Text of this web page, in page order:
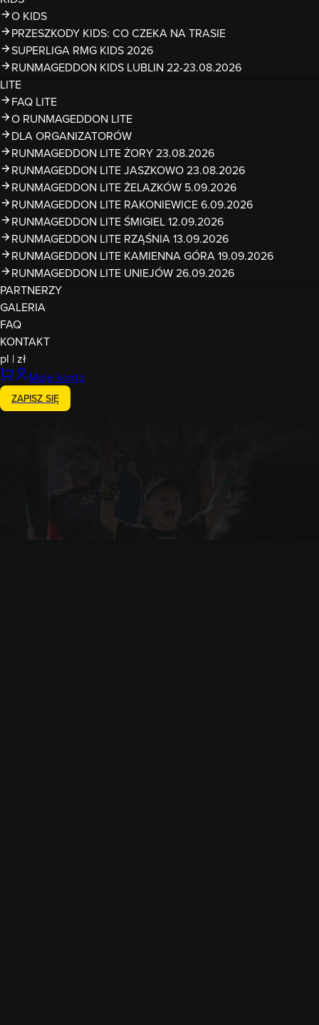
O KIDS
PRZESZKODY KIDS: CO CZEKA NA TRASIE
SUPERLIGA RMG KIDS 2026
RUNMAGEDDON KIDS LUBLIN 22-23.08.2026
LITE
FAQ LITE
O RUNMAGEDDON LITE
DLA ORGANIZATORÓW
RUNMAGEDDON LITE ŻORY 23.08.2026
RUNMAGEDDON LITE JASZKOWO 23.08.2026
RUNMAGEDDON LITE ŻELAZKÓW 5.09.2026
RUNMAGEDDON LITE RAKONIEWICE 6.09.2026
RUNMAGEDDON LITE ŚMIGIEL 12.09.2026
RUNMAGEDDON LITE RZĄŚNIA 13.09.2026
RUNMAGEDDON LITE KAMIENNA GÓRA 19.09.2026
RUNMAGEDDON LITE UNIEJÓW 26.09.2026
PARTNERZY
GALERIA
FAQ
KONTAKT
pl |zł
Moje konto
ZAPISZ SIĘ